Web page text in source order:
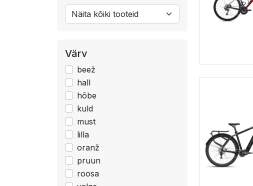
Värv
beež
hall
hõbe
kuld
must
lilla
oranž
pruun
roosa